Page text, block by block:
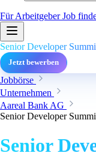
Für ArbeitgeberJob
Senior Developer
Jetzt bewerben
Jobbörse
Unternehmen
Aareal Bank AG
Senior Developer
Senior